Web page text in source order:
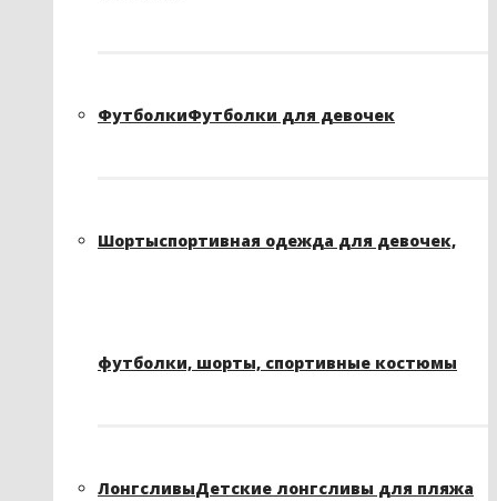
ФутболкиФутболки для девочек
Шортыспортивная одежда для девочек,
футболки, шорты, спортивные костюмы
ЛонгсливыДетские лонгсливы для пляжа